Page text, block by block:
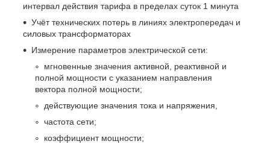
интервал действия тарифа в пределах суток 1 минута
Учёт технических потерь в линиях электропередач и
силовых трансформаторах
Измерение параметров электрической сети:
мгновенные значения активной, реактивной и
полной мощности с указанием направления
вектора полной мощности;
действующие значения тока и напряжения,
частота сети;
коэффициент мощности;